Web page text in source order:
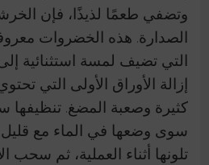
وتضفي طعمًا لذيذًا، فإن
الصدارة. هذه الخضروات
التي تضيف لمسة استثنائية إلى
إزالة الأوراق الأولى التي
كثيرة وصعبة المضغ. تنظيفها
سوى وضعها في الماء مع قليل
تلونها أثناء العملية، ثم سحب